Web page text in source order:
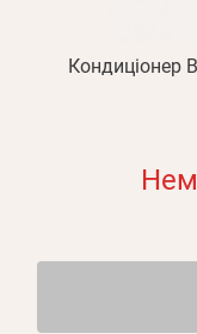
Кондиціонер